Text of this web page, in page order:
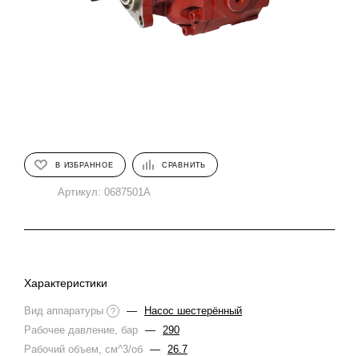
В ИЗБРАННОЕ СРАВНИТЬ
Артикул: 0687501A
Характеристики
Вид аппаратуры ? —
Насос шестерённый
Рабочее давление, бар — 290
Рабочий объем, см^3/об — 26.7